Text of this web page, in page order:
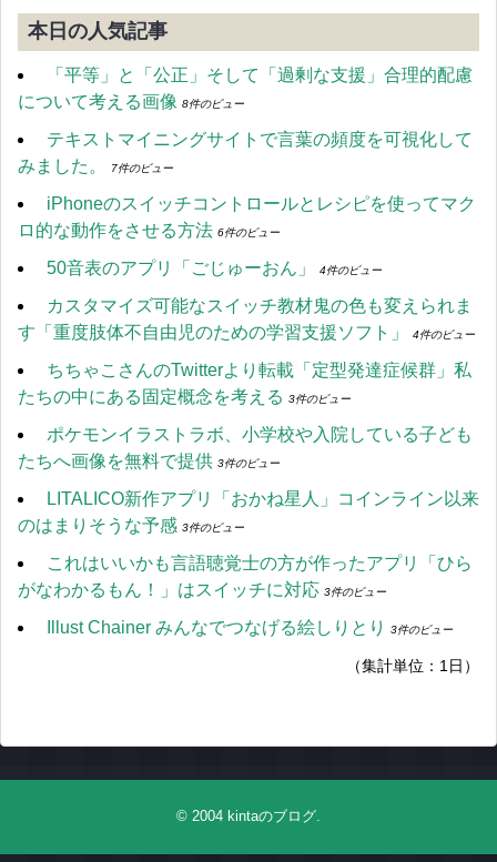
本日の人気記事
「平等」と「公正」そして「過剰な支援」合理的配慮
について考える画像 8件のビュー
テキストマイニングサイトで言葉の頻度を可視化して
みました。
7件のビュー
iPhoneのスイッチコントロールとレシピを使ってマク
ロ的な動作をさせる方法 6件のビュー
50音表のアプリ「ごじゅーおん」 4件のビュー
カスタマイズ可能なスイッチ教材鬼の色も変えられま
す「重度肢体不自由児のための学習支援ソフト」
4件のビュー
ちちゃこさんのTwitterより転載「定型発達症候群」私
たちの中にある固定概念を考える 3件のビュー
ポケモンイラストラボ、小学校や入院している子ども
たちへ画像を無料で提供 3件のビュー
LITALICO新作アプリ「おかね星人」コインライン以来
のはまりそうな予感 3件のビュー
これはいいかも言語聴覚士の方が作ったアプリ「ひら
がなわかるもん！」はスイッチに対応 3件のビュー
Illust Chainer みんなでつなげる絵しりとり 3件のビュー
（集計単位：1日）
© 2004 kintaのブログ